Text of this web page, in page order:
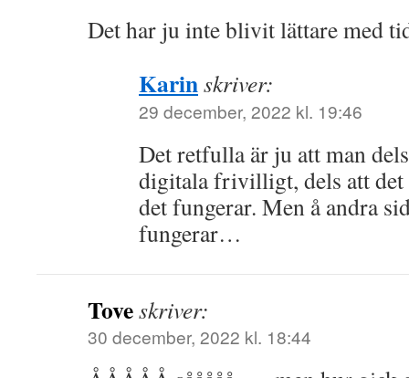
Det har ju inte blivit lättare med
Karinskriver:
29 december, 2022 kl. 19:46
Det retfulla är ju att man
digitala frivilligt, dels att det
det fungerar. Men å andra
fungerar…
Toveskriver:
30 december, 2022 kl. 18:44